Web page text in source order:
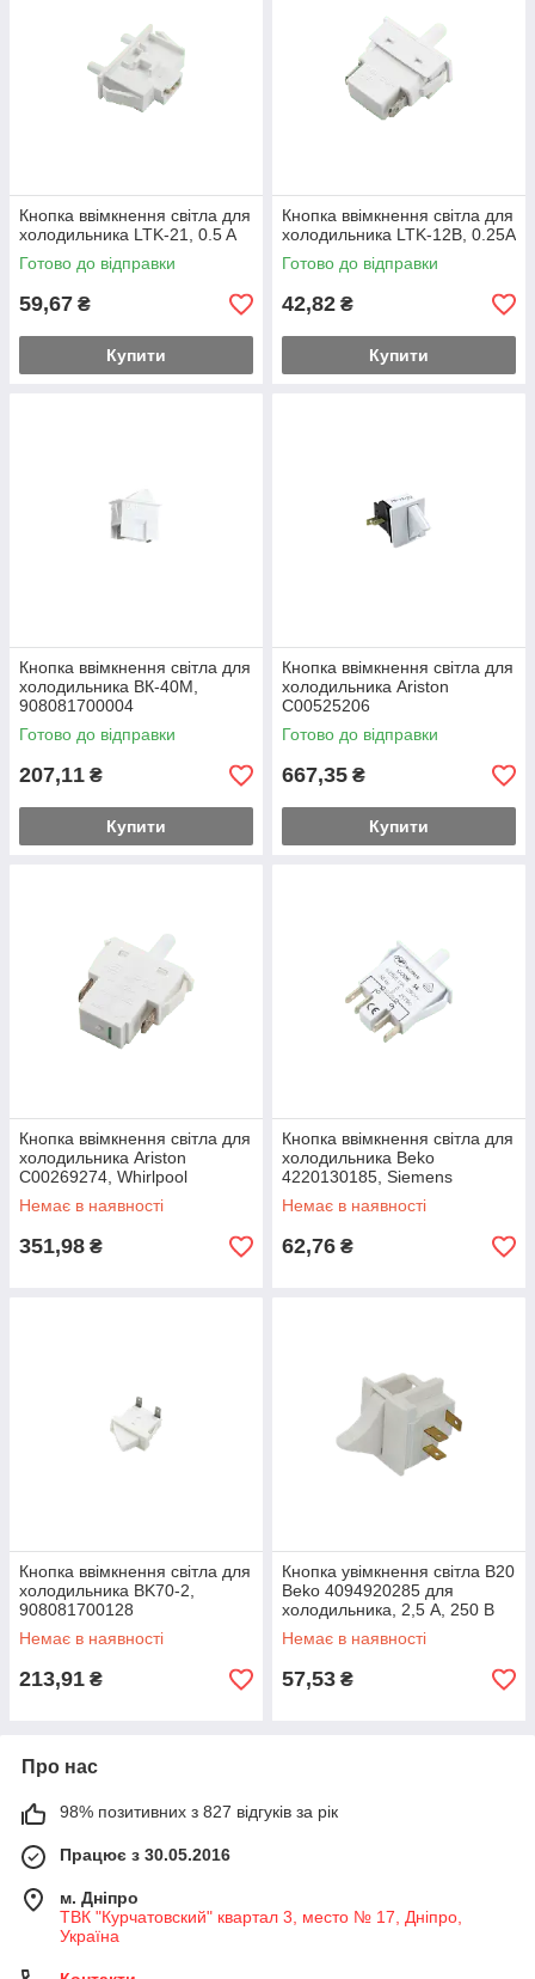
Кнопка ввімкнення світла для
холодильника LTK-21, 0.5 A
Готово до відправки
59,67 ₴
Купити
Кнопка ввімкнення світла для
холодильника LTK-12B, 0.25A
Готово до відправки
42,82 ₴
Купити
Кнопка ввімкнення світла для
холодильника ВК-40М,
908081700004
Готово до відправки
207,11 ₴
Купити
Кнопка ввімкнення світла для
холодильника Ariston
C00525206
Готово до відправки
667,35 ₴
Купити
Кнопка ввімкнення світла для
холодильника Ariston
C00269274, Whirlpool
482000030926
Немає в наявності
351,98 ₴
Кнопка ввімкнення світла для
холодильника Beko
4220130185, Siemens
CODE54 2PT60, 0.25 A
Немає в наявності
62,76 ₴
Кнопка ввімкнення світла для
холодильника BK70-2,
908081700128
Немає в наявності
213,91 ₴
Кнопка увімкнення світла B20
Beko 4094920285 для
холодильника, 2,5 А, 250 В
Немає в наявності
57,53 ₴
Про нас
98% позитивних з 827 відгуків за рік
Працює з 30.05.2016
м. Дніпро
ТВК "Курчатовский" квартал 3, место № 17, Дніпро,
Україна